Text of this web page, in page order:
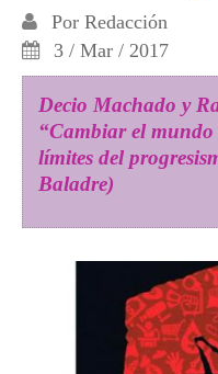
Por Redacción
3 / Mar / 2017
Decio Machado y
“Cambiar el
límites del
Baladre)